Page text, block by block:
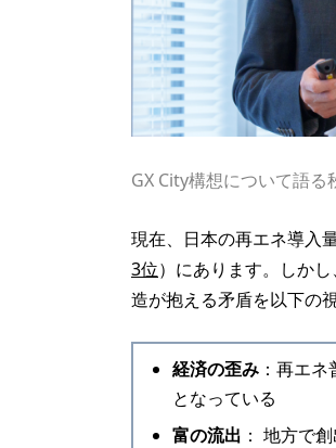
GX City構想について語る
現在、日本の再エネ導入
3位）にあります。しか
造が抱える矛盾を以下の
経済の歪み：再エネ
となっている
富の流出 ： 地方で